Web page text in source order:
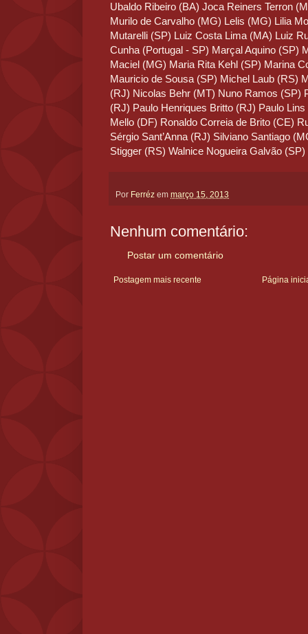
Ubaldo Ribeiro (BA) Joca Reiners Terron
Murilo de Carvalho (MG) Lelis (MG) Lilia
Mutarelli (SP) Luiz Costa Lima (MA) Luiz
Cunha (Portugal - SP) Marçal Aquino (SP)
Maciel (MG) Maria Rita Kehl (SP) Marina
Mauricio de Sousa (SP) Michel Laub (RS)
(RJ) Nicolas Behr (MT) Nuno Ramos (SP)
(RJ) Paulo Henriques Britto (RJ) Paulo
Mello (DF) Ronaldo Correia de Brito (CE)
Sérgio Sant’Anna (RJ) Silviano Santiago
Stigger (RS) Walnice Nogueira Galvão
Por Ferréz em março 15, 2013
Nenhum comentário:
Postar um comentário
Postagem mais recente Página